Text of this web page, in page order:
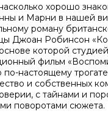
хорошо
и Марни в нашей
роману
Джоан Робинсон
которой
фильм
настоящему
и собственных
с тайнами и
поворотами сюжета.